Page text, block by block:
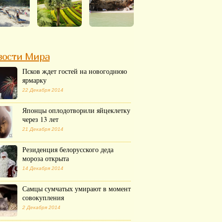
Мира
Псков ждет гостей на новогоднюю
ярмарку
22 Декабря 2014
Японцы оплодотворили яйцеклетку
через 13 лет
21 Декабря 2014
Резиденция белорусского деда
мороза открыта
14 Декабря 2014
Самцы сумчатых умирают в момент
совокупления
2 Декабря 2014